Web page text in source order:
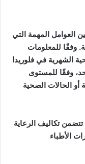
العوامل المهمة التي
وفقًا للمعلومات
الشهرية في فلوريدا
الواحد، وفقًا للمستوى
أو الحالات الصحية
تكاليف الرعاية
الأطباء